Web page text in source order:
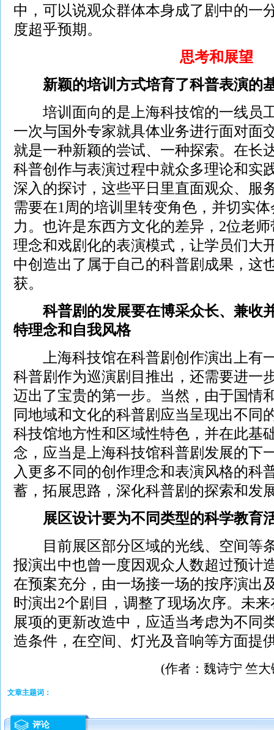
中，可以说观众群体本身成了剧中的一
度超乎预期。
思考和展望
新颖的培训方式培育了科普表演的
培训面向的是上海科技馆的一线员
一次与国外专家就具体业务进行面对面
就是一种新颖的尝试、一种探索。在长
科普创作与表演过程中就众多理论和实
深入的探讨，这些平日里直面观众、服
需要在1周的培训里转变角色，并切实
力。也许是东西方文化的差异，2位老
理念和戏剧化的表演模式，让学员们大
中创造出了属于自己的科普剧成果，这
获。
科普剧的发展要在博采众长、兼收
特理念和自我风格
上海科技馆在科普剧创作演出上有
科普剧作为巡演剧目推出，还需要进一
迈出了宝贵的第一步。当然，由于国情
同地域和文化的科普剧应当呈现出不同
科技馆地方性和区域性特色，并在此基
念，应当是上海科技馆科普剧发展的下
入更多不同的创作理念和表演风格的科
蓄，拓展思路，深化科普剧的探索和发
展区设计要为不同类型的科学教育
目前展区部分区域的光线、空间等
报演出中也曾一度因观众人数超过预计
在预案充分，由一场接一场的按序演出
时演出2个剧目，调整了现场次序。未
展项的更新改造中，应适当考虑为不同
造条件，在空间、灯光及音响等方面提
(作者：魏诗宁 竺
文章主题词：
评论